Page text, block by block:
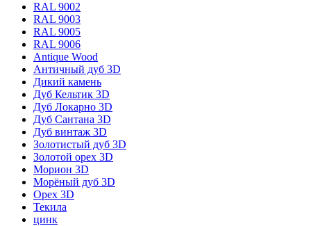
RAL 9002
RAL 9003
RAL 9005
RAL 9006
Antique Wood
Античный дуб 3D
Дикий камень
Дуб Кельтик 3D
Дуб Локарно 3D
Дуб Сантана 3D
Дуб винтаж 3D
Золотистый дуб 3D
Золотой орех 3D
Морион 3D
Морёный дуб 3D
Орех 3D
Текила
цинк